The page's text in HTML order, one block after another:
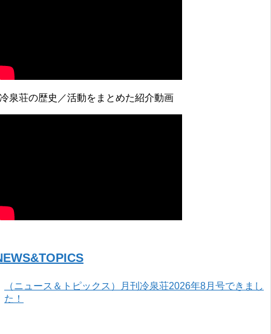
泉荘の歴史／活動をまとめた紹介動画
（ニュース＆トピックス）月刊冷泉荘2026年8月号できまし
た！